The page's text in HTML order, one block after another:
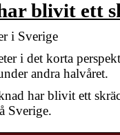
blivit ett
i Sverige
i det korta
andra halvåret.
har blivit ett
Sverige.